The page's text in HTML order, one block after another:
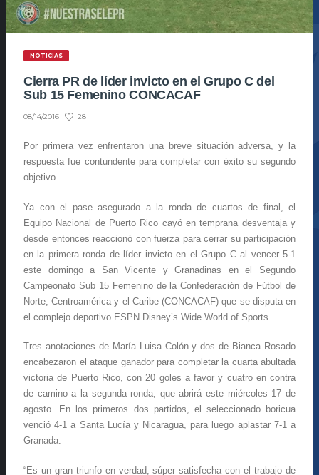
NOTICIAS
Cierra PR de líder invicto en el Grupo C del
Sub 15 Femenino CONCACAF
08/14/2016 28
Por primera vez enfrentaron una breve situación adversa, y la
respuesta fue contundente para completar con éxito su segundo
objetivo.
Ya con el pase asegurado a la ronda de cuartos de final, el
Equipo Nacional de Puerto Rico cayó en temprana desventaja y
desde entonces reaccionó con fuerza para cerrar su participación
en la primera ronda de líder invicto en el Grupo C al vencer 5-1
este domingo a San Vicente y Granadinas en el Segundo
Campeonato Sub 15 Femenino de la Confederación de Fútbol de
Norte, Centroamérica y el Caribe (CONCACAF) que se disputa en
el complejo deportivo ESPN Disney’s Wide World of Sports.
Tres anotaciones de María Luisa Colón y dos de Bianca Rosado
encabezaron el ataque ganador para completar la cuarta abultada
victoria de Puerto Rico, con 20 goles a favor y cuatro en contra
de camino a la segunda ronda, que abrirá este miércoles 17 de
agosto. En los primeros dos partidos, el seleccionado boricua
venció 4-1 a Santa Lucía y Nicaragua, para luego aplastar 7-1 a
Granada.
“Es un gran triunfo en verdad, súper satisfecha con el trabajo de